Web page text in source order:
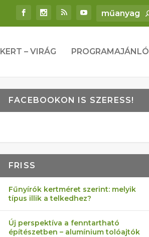
KERT – VIRÁG PROGRAMAJÁNLÓ
FACEBOOKON IS SZERESS!
FRISS
Fűnyírók kertméret szerint: melyik
típus illik a telkedhez?
Új perspektíva a fenntartható
építészetben – alumínium tolóajtók